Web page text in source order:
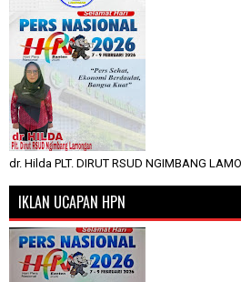
dr. Hilda PLT. DIRUT RSUD NGIMBANG
IKLAN UCAPAN HPN